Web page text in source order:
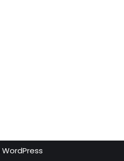
WordPress